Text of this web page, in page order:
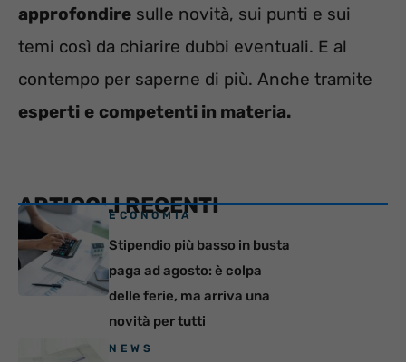
approfondire sulle novità, sui punti e sui
temi così da chiarire dubbi eventuali. E al
contempo per saperne di più. Anche tramite
esperti e competenti in materia.
ARTICOLI RECENTI
ECONOMIA
Stipendio più basso in busta
paga ad agosto: è colpa
delle ferie, ma arriva una
novità per tutti
NEWS